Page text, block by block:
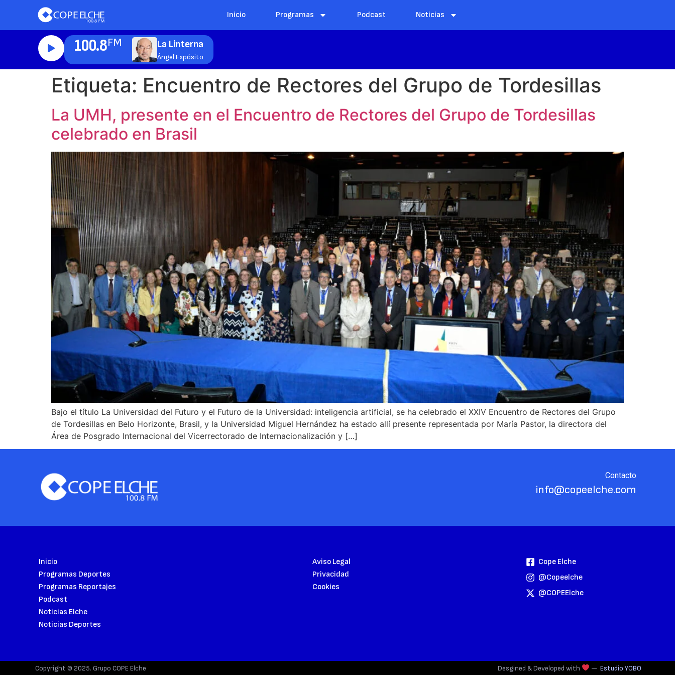
Inicio Programas Podcast Noticias
100.8FM La Linterna
Ángel Expósito
Etiqueta: Encuentro de Rectores del Grupo de Tordesillas
La UMH, presente en el Encuentro de Rectores del Grupo de Tordesillas
celebrado en Brasil
Bajo el título La Universidad del Futuro y el Futuro de la Universidad: inteligencia artificial, se ha celebrado el XXIV Encuentro de Rectores del Grupo
de Tordesillas en Belo Horizonte, Brasil, y la Universidad Miguel Hernández ha estado allí presente representada por María Pastor, la directora del
Área de Posgrado Internacional del Vicerrectorado de Internacionalización y […]
Contacto
info@copeelche.com
Inicio
Programas Deportes
Programas Reportajes
Podcast
Noticias Elche
Noticias Deportes
Aviso Legal
Privacidad
Cookies
Cope Elche
@copeelche
@COPEElche
Copyright © 2025. Grupo COPE Elche Desgined & Developed with — Estudio YOBO